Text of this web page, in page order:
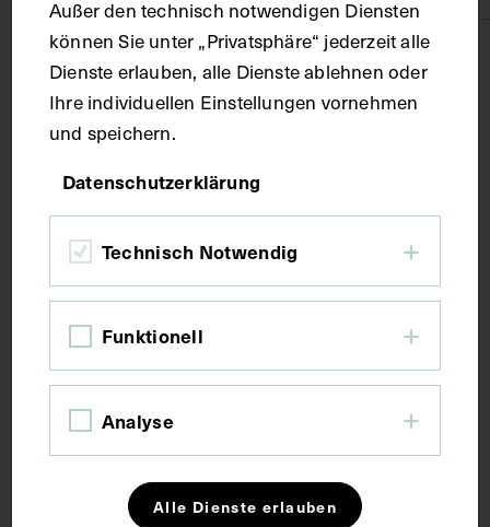
Technik
Fotografie
Maße
Bildmaß 19,5 x 14 cm
Kurzbeschreibung
Die Vorlage wurde von August Wilcke, Innsbruck,
angefertigt.
Schlagwörter
Außer den technisch notwendigen Diensten
können Sie unter „Privatsphäre“ jederzeit alle
Dienste erlauben, alle Dienste ablehnen oder
Ihre individuellen Einstellungen vornehmen
und speichern.
Datenschutzerklärung
Technisch Notwendig
Funktionell
Analyse
Alle Dienste erlauben